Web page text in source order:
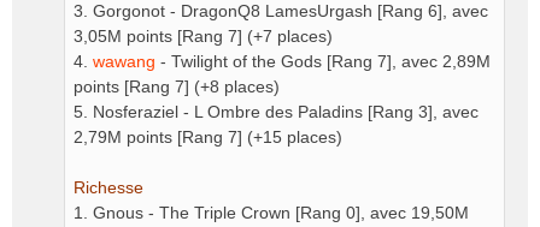
3. Gorgonot - DragonQ8 LamesUrgash [Rang 6], avec
3,05M points [Rang 7] (+7 places)
4. wawang - Twilight of the Gods [Rang 7], avec 2,89M
points [Rang 7] (+8 places)
5. Nosferaziel - L Ombre des Paladins [Rang 3], avec
2,79M points [Rang 7] (+15 places)
Richesse
1. Gnous - The Triple Crown [Rang 0], avec 19,50M